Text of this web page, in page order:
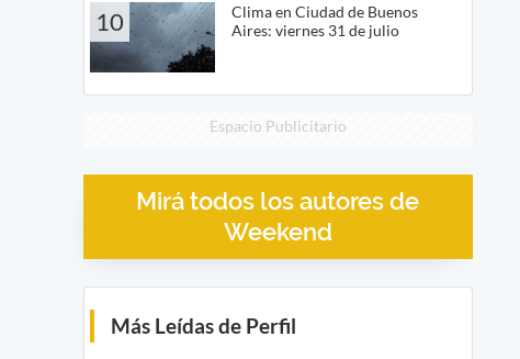
10
Clima en Ciudad de Buenos
Aires: viernes 31 de julio
Espacio Publicitario
Mirá todos los autores de
Weekend
Más Leídas de Perfil